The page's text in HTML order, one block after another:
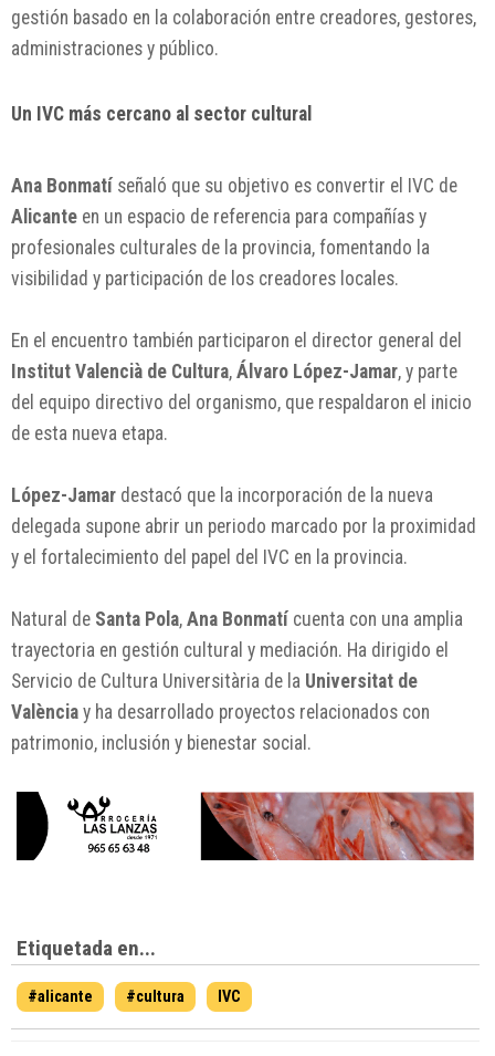
gestión basado en la colaboración entre creadores, gestores,
administraciones y público.
Un IVC más cercano al sector cultural
Ana Bonmatí señaló que su objetivo es convertir el IVC de
Alicante en un espacio de referencia para compañías y
profesionales culturales de la provincia, fomentando la
visibilidad y participación de los creadores locales.
En el encuentro también participaron el director general del
Institut Valencià de Cultura, Álvaro López-Jamar, y parte
del equipo directivo del organismo, que respaldaron el inicio
de esta nueva etapa.
López-Jamar destacó que la incorporación de la nueva
delegada supone abrir un periodo marcado por la proximidad
y el fortalecimiento del papel del IVC en la provincia.
Natural de Santa Pola, Ana Bonmatí cuenta con una amplia
trayectoria en gestión cultural y mediación. Ha dirigido el
Servicio de Cultura Universitària de la Universitat de
València y ha desarrollado proyectos relacionados con
patrimonio, inclusión y bienestar social.
Etiquetada en...
#alicante #cultura IVC